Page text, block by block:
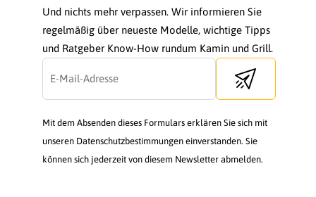
Und nichts mehr verpassen. Wir informieren Sie
regelmäßig über neueste Modelle, wichtige Tipps
und Ratgeber Know-How rundum Kamin und Grill.
Send newsletter
Mit dem Absenden dieses Formulars erklären Sie sich mit
unseren Datenschutzbestimmungen einverstanden. Sie
können sich jederzeit von diesem Newsletter abmelden.